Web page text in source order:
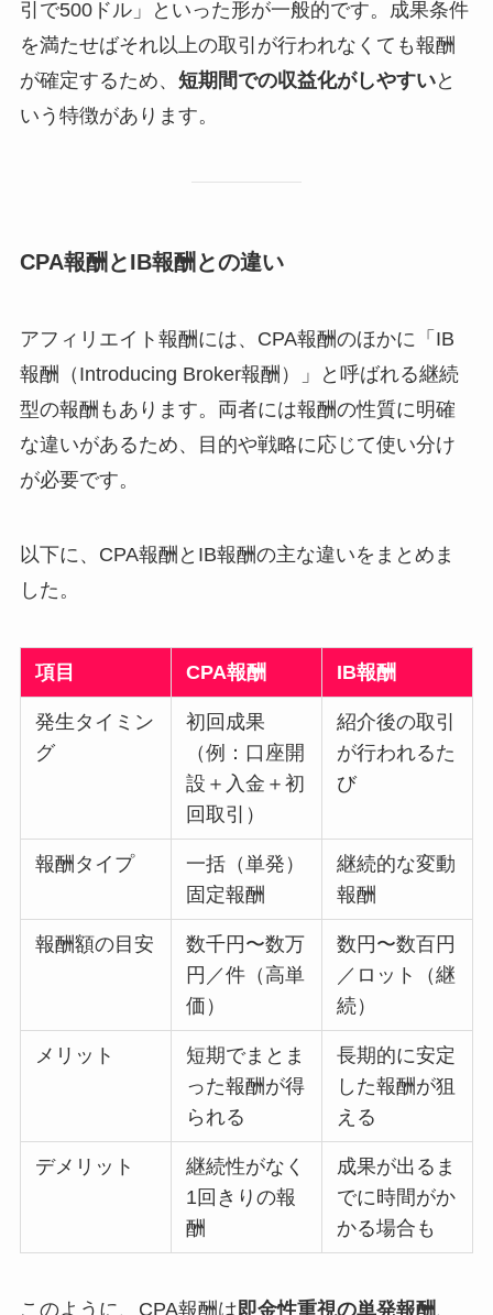
引で500ドル」といった形が一般的です。成果条件
を満たせばそれ以上の取引が行われなくても報酬
が確定するため、 短期間での収益化がしやすいと
いう特徴があります。
CPA報酬とIB報酬との違い
アフィリエイト報酬には、CPA報酬のほかに「IB
報酬（Introducing Broker報酬）」と呼ばれる継続
型の報酬もあります。両者には報酬の性質に明確
な違いがあるため、目的や戦略に応じて使い分け
が必要です。
以下に、CPA報酬とIB報酬の主な違いをまとめま
した。
項目 CPA報酬 IB報酬
発生タイミン
グ
初回成果
（例：口座開
設＋入金＋初
回取引）
紹介後の取引
が行われるた
び
報酬タイプ
一括（単発）
固定報酬
継続的な変動
報酬
報酬額の目安
数千円〜数万
円／件（高単
価）
数円〜数百円
／ロット（継
続）
メリット
短期でまとま
った報酬が得
られる
長期的に安定
した報酬が狙
える
デメリット
継続性がなく
1回きりの報
酬
成果が出るま
でに時間がか
かる場合も
このように、CPA報酬は即金性重視の単発報酬 、